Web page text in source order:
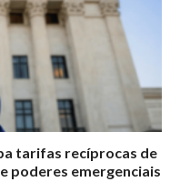
tarifas recíprocas de
poderes emergenciais